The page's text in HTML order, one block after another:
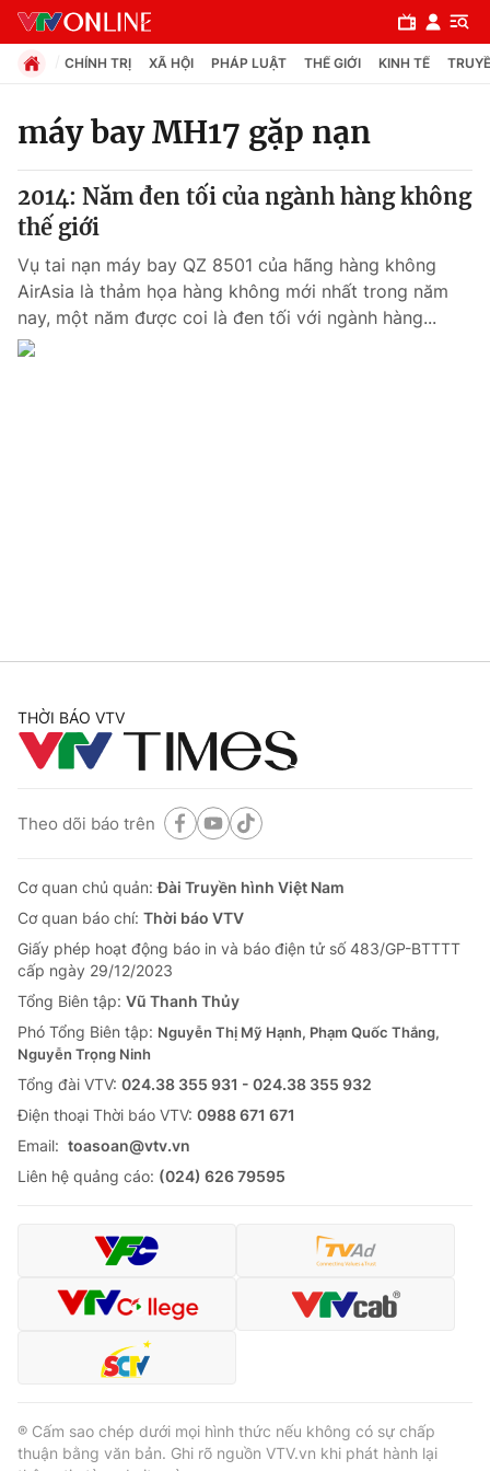
Chuyên mục
Chính trị
Xã hội
Pháp luật
Góc doanh nghiệp
Truyền hình
Phim VTV
Hậu trường
Giải sao mai
Giải trí
Điện ảnh
Âm nhạc
Du lịch
Làm đẹp
Chất lượng cuộc sống
Tuyển sinh
Học trực tuyến
Công nghệ
Hitech Công nghệ tương lai
Sản phẩm
Thị trường
Tư vấn
Giao lưu trực tuyến
Lịch phát sóng
Chuyên mục khác
Emagazine Podcast
Video Shorts video
VTV Money
VTV Sức khoẻ Bất động sản
CHÍNH TRỊ XÃ HỘI PHÁP LUẬT THẾ GIỚI KINH TẾ
máy bay MH17 gặp nạn
2014: Năm đen tối của ngành hàng không
thế giới
Vụ tai nạn máy bay QZ 8501 của hãng hàng không
AirAsia là thảm họa hàng không mới nhất trong năm
nay, một năm được coi là đen tối với ngành hàng...
THỜI BÁO VTV
Theo dõi báo trên
Cơ quan chủ quản:Đài Truyền hình Việt Nam
Cơ quan báo chí: Thời báo VTV
Giấy phép hoạt động báo in và báo điện tử số 483/GP-BTTTT
cấp ngày 29/12/2023
Tổng Biên tập: Vũ Thanh Thủy
Phó Tổng Biên tập: Nguyễn Thị Mỹ Hạnh, Phạm Quốc Thắng,
Nguyễn Trọng Ninh
Tổng đài VTV: 024.38 355 931 - 024.38 355 932
Ðiện thoại Thời báo VTV: 0988 671 671
Email: toasoan@vtv.vn
Liên hệ quảng cáo: (024) 626 79595
® Cấm sao chép dưới mọi hình thức nếu không có sự chấp
thuận bằng văn bản. Ghi rõ nguồn VTV.vn khi phát hành lại